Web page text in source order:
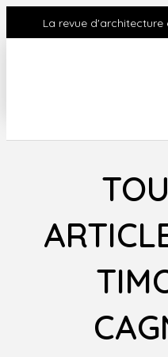
La revue d'architecture